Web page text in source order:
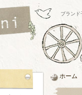
ブランド
ホーム